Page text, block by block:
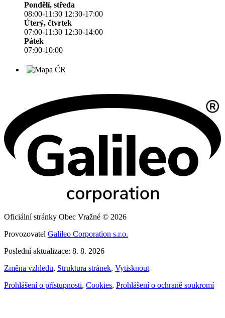
Pondělí, středa
08:00-11:30 12:30-17:00
Úterý, čtvrtek
07:00-11:30 12:30-14:00
Pátek
07:00-10:00
Oficiální stránky Obec Vražné © 2026
Provozovatel Galileo Corporation s.r.o.
Poslední aktualizace: 8. 8. 2026
Změna vzhledu, Struktura stránek, Vytisknout
Prohlášení o přístupnosti, Cookies, Prohlášení o ochraně soukromí